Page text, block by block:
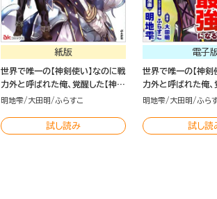
紙版
世界で唯一の【神剣使い】なのに戦
力外と呼ばれた俺、覚醒した【神
剣】と最強になる（1）
明地雫 大田明 ふらすこ
試し読み
電子
世界で唯一の【神剣
力外と呼ばれた俺、
剣】と最強になる コ
明地雫 大田明 ふら
試し読